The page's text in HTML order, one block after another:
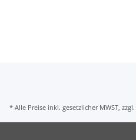
* Alle Preise inkl. gesetzlicher MWST, zzgl.